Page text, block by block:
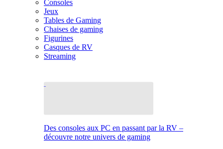
Consoles
Jeux
Tables de Gaming
Chaises de gaming
Figurines
Casques de RV
Streaming
Des consoles aux PC en passant par la RV –
découvre notre univers de gaming